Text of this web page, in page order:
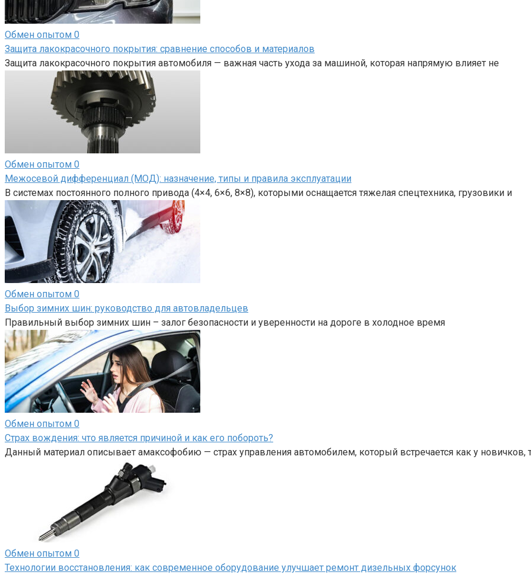
Обмен опытом 0
Защита лакокрасочного покрытия: сравнение способов и материалов
Защита лакокрасочного покрытия автомобиля — важная часть ухода за машиной, которая напрямую влияет не
Обмен опытом 0
Межосевой дифференциал (МОД): назначение, типы и правила эксплуатации
В системах постоянного полного привода (4×4, 6×6, 8×8), которыми оснащается тяжелая спецтехника, грузовики и
Обмен опытом 0
Выбор зимних шин: руководство для автовладельцев
Правильный выбор зимних шин – залог безопасности и уверенности на дороге в холодное время
Обмен опытом 0
Страх вождения: что является причиной и как его побороть?
Данный материал описывает амаксофобию — страх управления автомобилем, который встречается как у новичков,
Обмен опытом 0
Технологии восстановления: как современное оборудование улучшает ремонт дизельных форсунок